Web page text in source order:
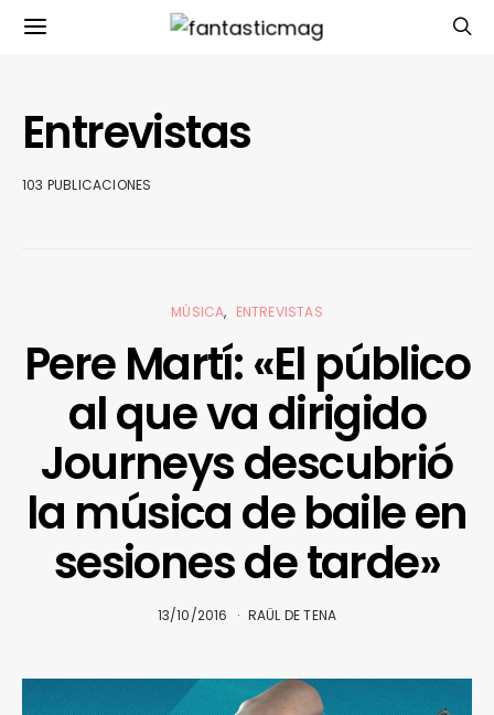
Entrevistas
103 PUBLICACIONES
MÚSICA ENTREVISTAS
Pere Martí: «El público
al que va dirigido
Journeys descubrió
la música de baile en
sesiones de tarde»
13/10/2016 RAÜL DE TENA